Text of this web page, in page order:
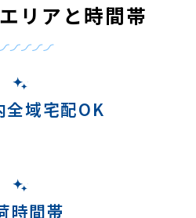
リアと時間帯
全域宅配OK
時間帯